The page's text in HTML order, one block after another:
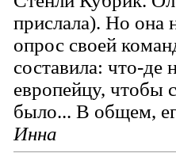
прислала). Но она
опрос своей
составила: что-де
европейцу, чтобы
было... В общем,
Инна